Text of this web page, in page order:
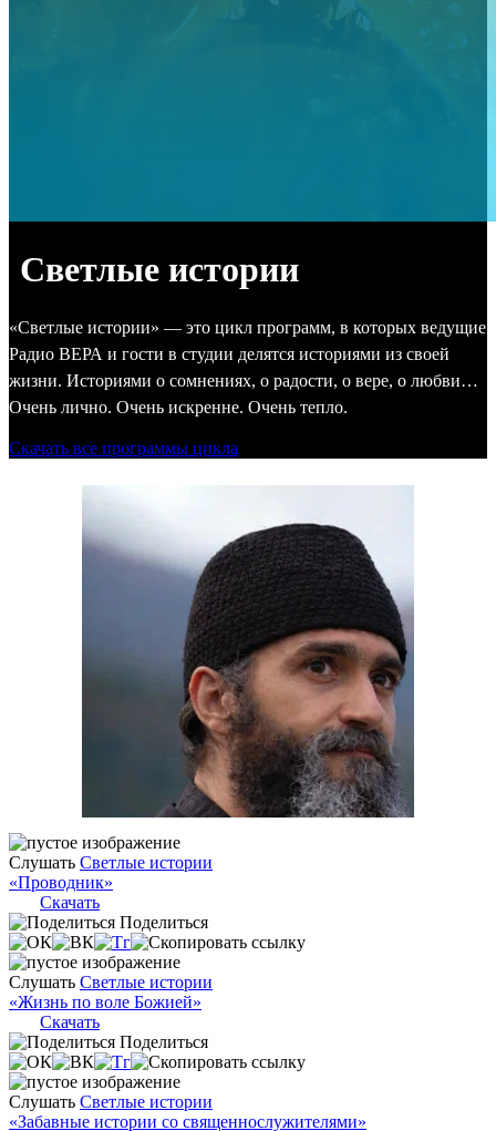
Светлые истории
«Светлые истории» — это цикл программ, в которых ведущие
Радио ВЕРА и гости в студии делятся историями из своей
жизни. Историями о сомнениях, о радости, о вере, о любви…
Очень лично. Очень искренне. Очень тепло.
Скачать все программы цикла
Слушать Светлые истории
«Проводник»
Скачать
Поделиться
Слушать Светлые истории
«Жизнь по воле Божией»
Скачать
Поделиться
Слушать Светлые истории
«Забавные истории со священнослужителями»